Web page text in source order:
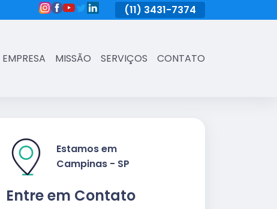
3431-7374 (11) 3431-7374
EMPRESA MISSÃO SERVIÇOS CONTATO
Entre em Contato
Estamos em
Campinas - SP